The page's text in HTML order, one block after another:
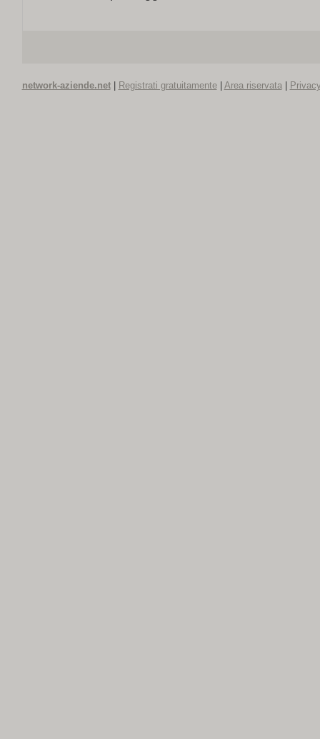
network-aziende.net| Registrati gratuitamente| Area riservata |